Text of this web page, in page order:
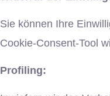
Sie können Ihre
Cookie-Consent-Tool
Profiling: